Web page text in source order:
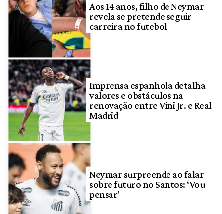
Aos 14 anos, filho de Neymar
revela se pretende seguir
carreira no futebol
Imprensa espanhola detalha
valores e obstáculos na
renovação entre Vini Jr. e Real
Madrid
Neymar surpreende ao falar
sobre futuro no Santos: ‘Vou
pensar’